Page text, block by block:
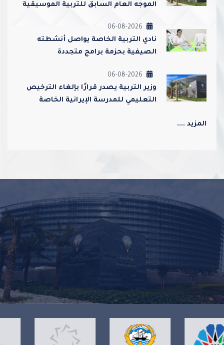
الموجه العام السابق للتربية الموسيقية
06-08-2026
نادي التربية الخاصة يواصل أنشطته
الصيفية بحزمة برامج متجددة
06-08-2026
وزير التربية يصدر قرارًا بإلغاء الترخيص
التعليمي للمدرسة الإيرانية الخاصة
المزيد ....